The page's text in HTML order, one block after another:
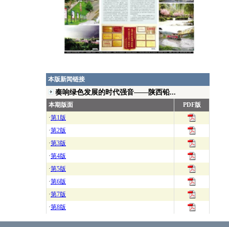
本版新闻链接
奏响绿色发展的时代强音——陕西铅...
本期版面
PDF版
·第1版
·第2版
·第3版
·第4版
·第5版
·第6版
·第7版
·第8版